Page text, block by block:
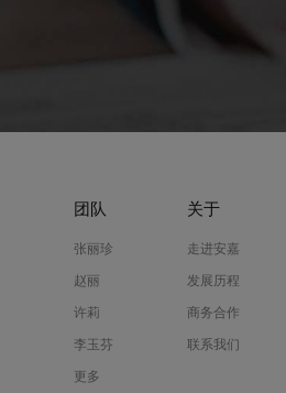
团队
张丽珍
赵丽
许莉
李玉芬
更多
关于
走进安嘉
发展历程
商务合作
联系我们